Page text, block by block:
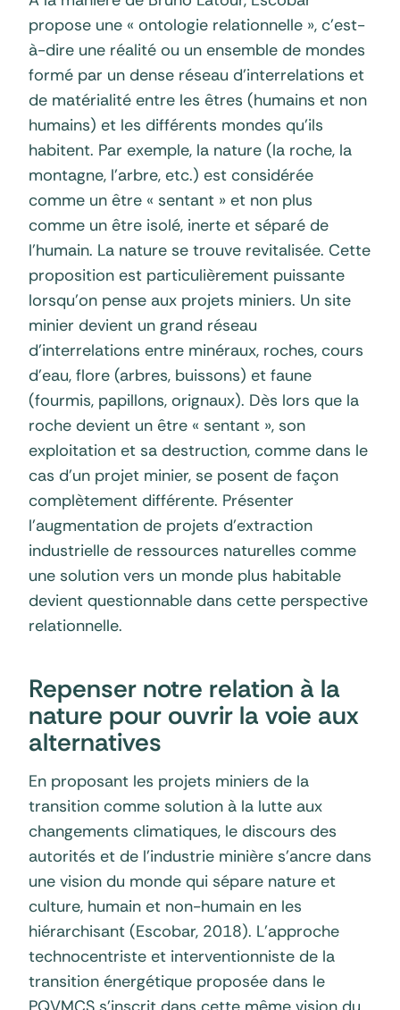
propose une « ontologie relationnelle », c’est-
à-dire une réalité ou un ensemble de mondes
formé par un dense réseau d’interrelations et
de matérialité entre les êtres (humains et non
humains) et les différents mondes qu’ils
habitent. Par exemple, la nature (la roche, la
montagne, l’arbre, etc.) est considérée
comme un être « sentant » et non plus
comme un être isolé, inerte et séparé de
l’humain. La nature se trouve revitalisée. Cette
proposition est particulièrement puissante
lorsqu’on pense aux projets miniers. Un site
minier devient un grand réseau
d’interrelations entre minéraux, roches, cours
d’eau, flore (arbres, buissons) et faune
(fourmis, papillons, orignaux). Dès lors que la
roche devient un être « sentant », son
exploitation et sa destruction, comme dans le
cas d’un projet minier, se posent de façon
complètement différente. Présenter
l’augmentation de projets d’extraction
industrielle de ressources naturelles comme
une solution vers un monde plus habitable
devient questionnable dans cette perspective
relationnelle.
Repenser notre relation à la
nature pour ouvrir la voie aux
alternatives
En proposant les projets miniers de la
transition comme solution à la lutte aux
changements climatiques, le discours des
autorités et de l’industrie minière s’ancre dans
une vision du monde qui sépare nature et
culture, humain et non-humain en les
hiérarchisant (Escobar, 2018). L’approche
technocentriste et interventionniste de la
transition énergétique proposée dans le